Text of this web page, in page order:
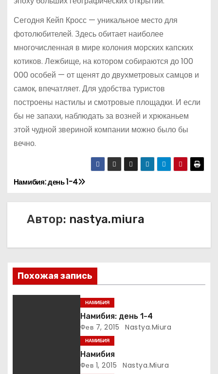
Сегодня Кейп Кросс — уникальное место для
фотолюбителей. Здесь обитает наиболее
многочисленная в мире колония морских капских
котиков. Лежбище, на котором собираются до 100
000 особей — от щенят до двухметровых самцов и
самок, впечатляет. Для удобства туристов
построены настилы и смотровые площадки. И если
бы не запахи, наблюдать за возней и хрюканьем
этой чудной звериной компании можно было бы
вечно.
Н
а
и
г
а
Намибия: день 1-4
Автор: nastya.miura
Похожая запись
НАМИБИЯ
Намибия: день 1-4
Фев 7, 2015 Nastya.miura
НАМИБИЯ
Намибия
Фев 1, 2015 Nastya.miura